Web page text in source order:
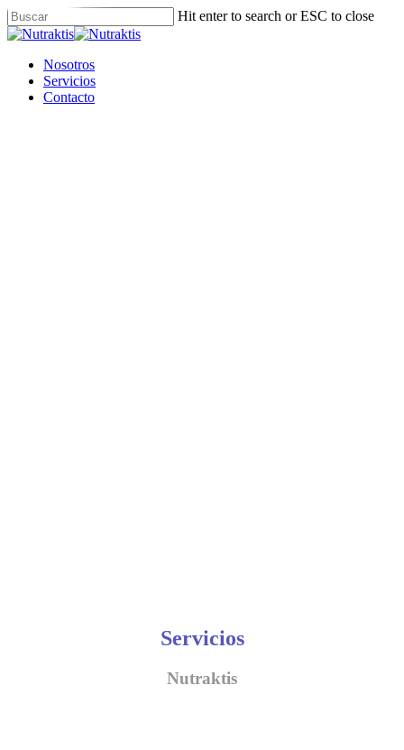
Skip
to
content
Hit enter to search or ESC to close
Close
Menu
Nosotros
Servicios
Contacto
Servicios
Nutraktis